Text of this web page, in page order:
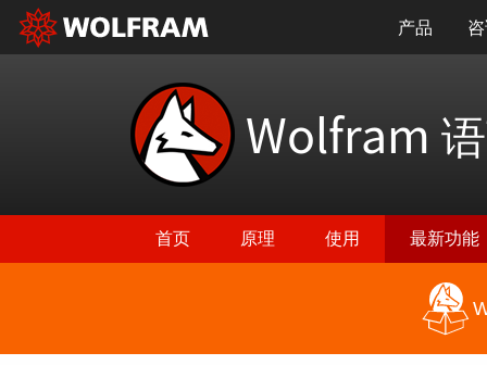
产品
Wolfram
首页 原理 使用 最新功能